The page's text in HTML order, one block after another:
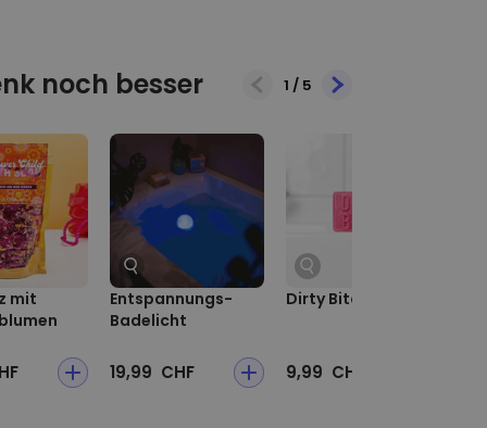
noch besser 1 / 5
mit
Entspannungs-
Badelicht
19,99 CHF
Dirty Bitch Seife
9,99 CHF